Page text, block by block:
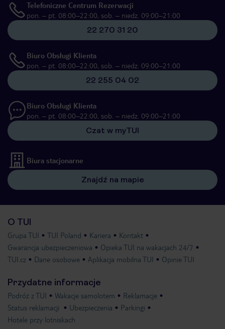
Telefoniczne Centrum Rezerwacji
pon. – pt. 08:00–22:00, sob. – niedz. 09:00–21:00
22 270 31 20
Biuro Obsługi Klienta
pon. – pt. 08:00–22:00, sob. – niedz. 09:00–21:00
22 255 04 02
Biuro Obsługi Klienta
pon. – pt. 08:00–22:00, sob. – niedz. 09:00–21:00
Czat w myTUI
Biura stacjonarne
Znajdź na mapie
O TUI
Grupa TUI TUI Poland Kariera
Kontakt
Gwarancja ubezpieczeniowa
Opieka TUI na wakacjach 24/7
TUI.cz
Dane osobowe Aplikacja mobilna TUI Opinie TUI
Przydatne informacje
Podróż z TUI Wakacje samolotem
Reklamacje
Status reklamacji
Ubezpieczenia
Parkingi
Hotele przy lotniskach